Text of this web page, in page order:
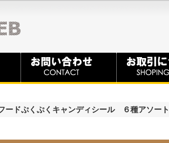
ードぷくぷくキャンディシール ６種アソー